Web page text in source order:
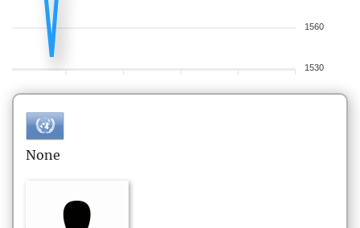
1560
1530
None